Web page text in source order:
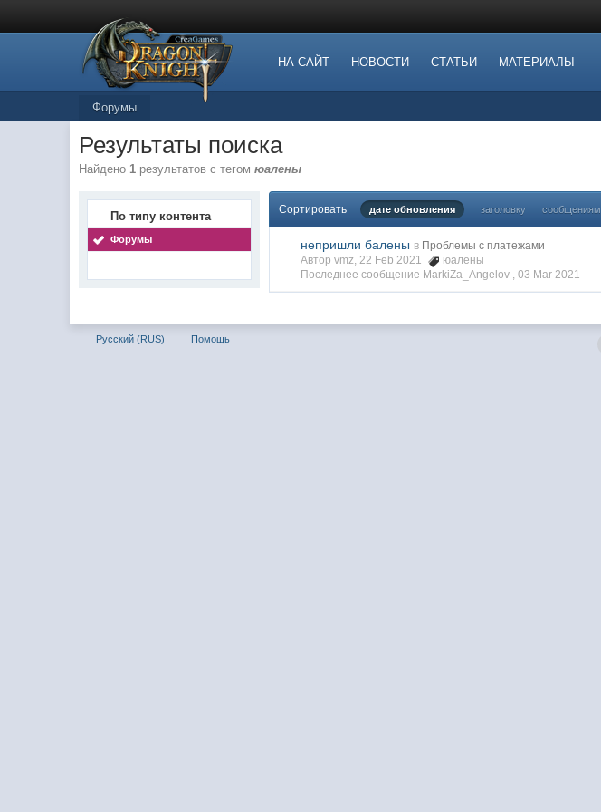
НА САЙТ НОВОСТИ СТАТЬИ МАТЕРИАЛЫ
Форумы
Результаты поиска
Найдено1 результатов с тегомюалены
По типу контента
Форумы
Сортировать дате обновления заголовку сообщениям
непришли балены в Проблемы с платежами
Автор vmz, 22 Feb 2021
юалены
Последнее сообщение MarkiZa_Angelov ,03 Mar 2021
Русский (RUS) Помощь